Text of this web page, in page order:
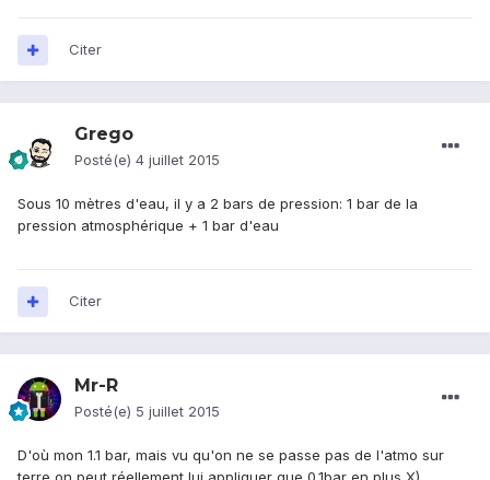
Citer
Grego
Posté(e) 4 juillet 2015
Sous 10 mètres d'eau, il y a 2 bars de pression: 1 bar de la
pression atmosphérique + 1 bar d'eau
Citer
Mr-R
Posté(e) 5 juillet 2015
D'où mon 1.1 bar, mais vu qu'on ne se passe pas de l'atmo sur